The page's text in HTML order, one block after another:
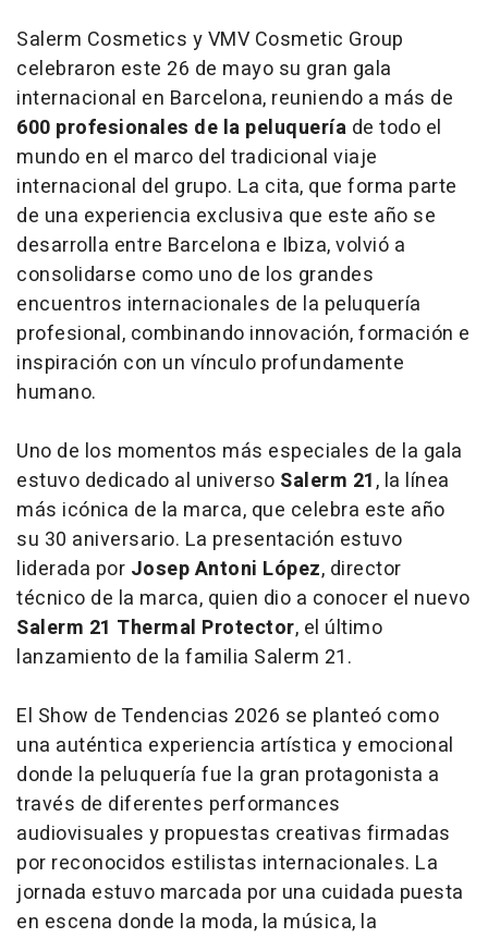
Salerm Cosmetics y VMV Cosmetic Group
celebraron este 26 de mayo su gran gala
internacional en Barcelona, reuniendo a más de
600 profesionales de la peluquería de todo el
mundo en el marco del tradicional viaje
internacional del grupo. La cita, que forma parte
de una experiencia exclusiva que este año se
desarrolla entre Barcelona e Ibiza, volvió a
consolidarse como uno de los grandes
encuentros internacionales de la peluquería
profesional, combinando innovación, formación e
inspiración con un vínculo profundamente
humano.
Uno de los momentos más especiales de la gala
estuvo dedicado al universo Salerm 21, la línea
más icónica de la marca, que celebra este año
su 30 aniversario. La presentación estuvo
liderada por Josep Antoni López, director
técnico de la marca, quien dio a conocer el nuevo
Salerm 21 Thermal Protector, el último
lanzamiento de la familia Salerm 21.
El Show de Tendencias 2026 se planteó como
una auténtica experiencia artística y emocional
donde la peluquería fue la gran protagonista a
través de diferentes performances
audiovisuales y propuestas creativas firmadas
por reconocidos estilistas internacionales. La
jornada estuvo marcada por una cuidada puesta
en escena donde la moda, la música, la